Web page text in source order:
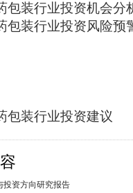
包装行业投资机会分
包装行业投资风险预
包装行业投资建议
资方向研究报告